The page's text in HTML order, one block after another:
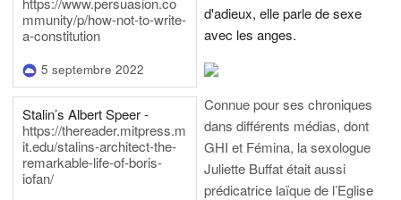
mmunity/p/how-not-to-write-
a-constitution
5 septembre 2022
Stalin’s Albert Speer -
https://thereader.mitpress.m
it.edu/stalins-architect-the-
remarkable-life-of-boris-
iofan/
d'adieux, elle parle de sexe
avec les anges.
Connue pour ses chroniques
dans différents médias, dont
GHI et Fémina, la sexologue
Juliette Buffat était aussi
prédicatrice laïque de l’Eglise